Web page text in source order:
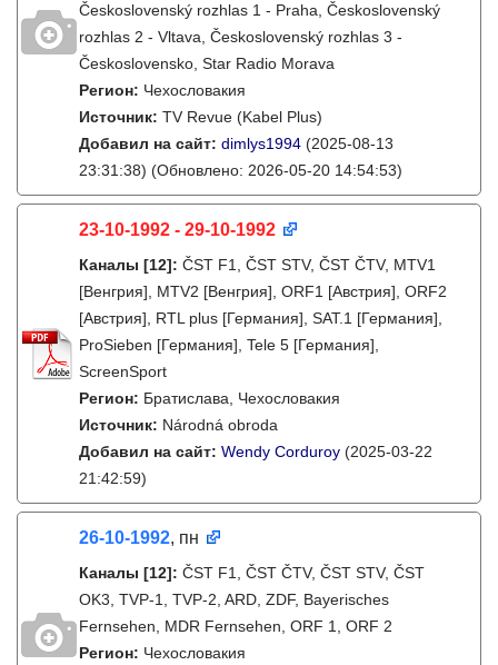
Československý rozhlas 1 - Praha, Československý
rozhlas 2 - Vltava, Československý rozhlas 3 -
Československo, Star Radio Morava
Регион: Чехословакия
Источник: TV Revue (Kabel Plus)
Добавил на сайт: dimlys1994 (2025-08-13
23:31:38) (Обновлено: 2026-05-20 14:54:53)
23-10-1992 - 29-10-1992
Каналы [12]: ČST F1, ČST STV, ČST ČTV, MTV1
[Венгрия], MTV2 [Венгрия], ORF1 [Австрия], ORF2
[Австрия], RTL plus [Германия], SAT.1 [Германия],
ProSieben [Германия], Tele 5 [Германия],
ScreenSport
Регион: Братислава, Чехословакия
Источник: Národná obroda
Добавил на сайт: Wendy Corduroy (2025-03-22
21:42:59)
26-10-1992, пн
Каналы [12]: ČST F1, ČST ČTV, ČST STV, ČST
OK3, TVP-1, TVP-2, ARD, ZDF, Bayerisches
Fernsehen, MDR Fernsehen, ORF 1, ORF 2
Регион: Чехословакия